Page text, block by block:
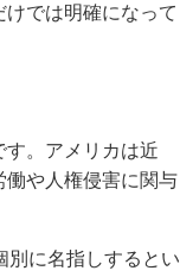
では明確になって
す。アメリカは近
働や人権侵害に関与
別に名指しするとい